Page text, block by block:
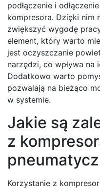
podłączenie i
kompresora. Dzięki nim
zwiększyć wygodę
element, który warto
jest oczyszczanie
narzędzi, co wpływa na
Dodatkowo warto
pozwalają na bieżąco
w systemie.
Jakie są
z
Korzystanie z